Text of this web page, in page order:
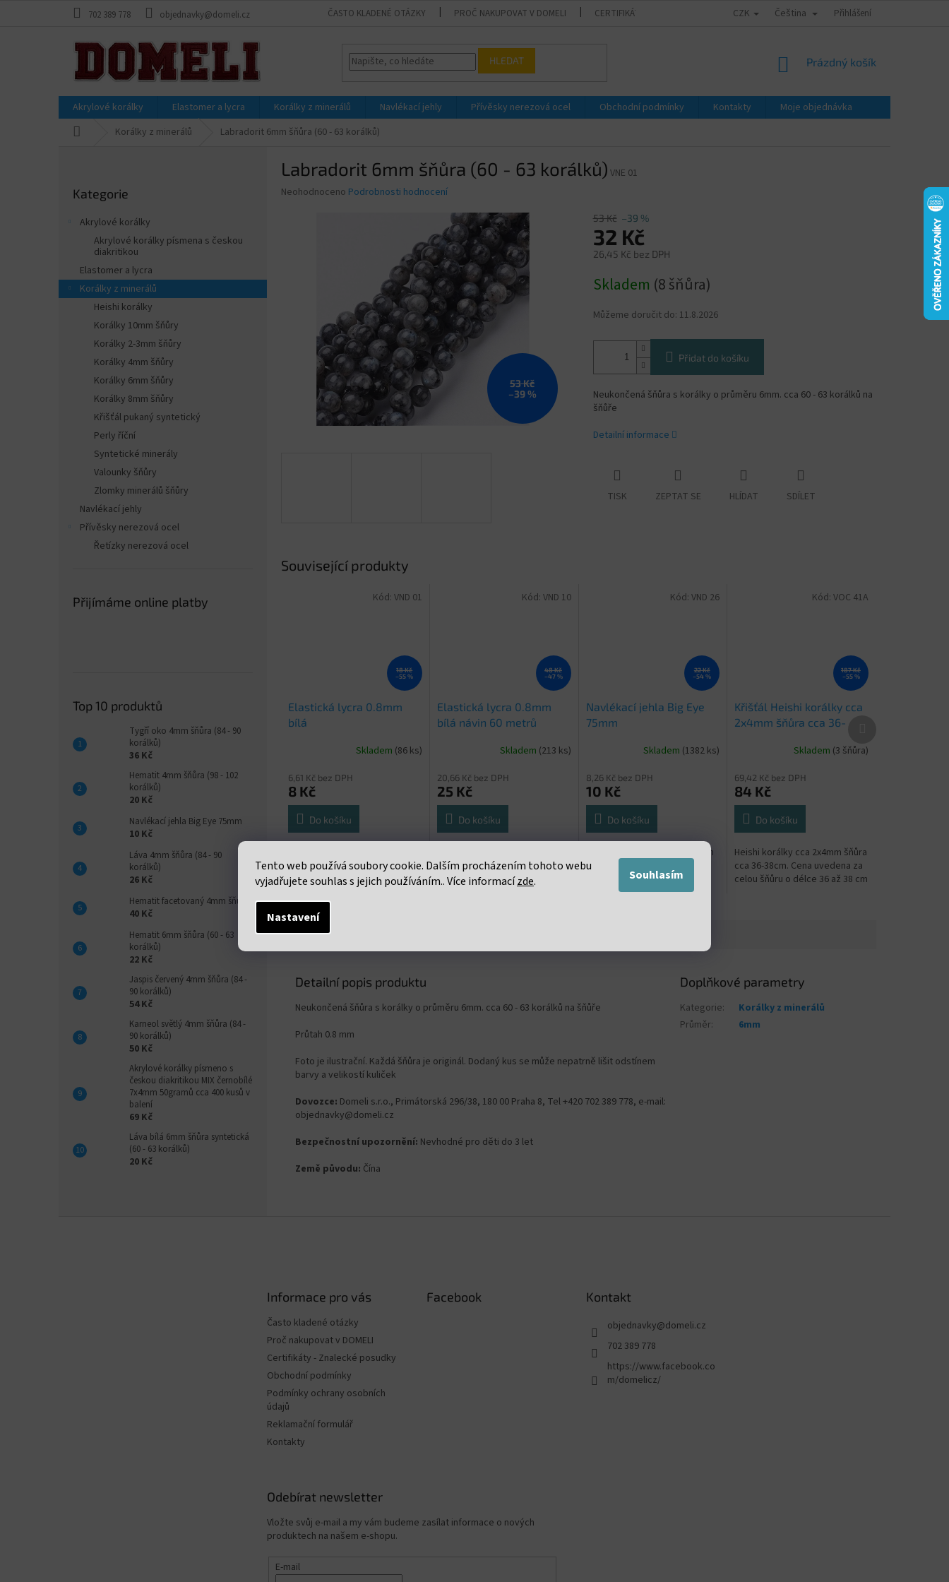
Tento web používá soubory cookie. Dalším procházením tohoto webu
vyjadřujete souhlas s jejich používáním.. Více informacízde.
Nastavení
Souhlasím
702 389 778 objednavky@domeli.cz ČASTO KLADENÉ OTÁZKY PROČ NAKUPOVAT V DOMELI CERTIFIKÁTY - ZNALECKÉ POSUDKY OBCHODNÍ PODMÍNKY
CZK Čeština Přihlášení
HLEDAT
NÁKUPNÍ
Prázdný košík
Akrylové korálky Elastomer a lycra Korálky z minerálů Navlékací jehly Přívěsky nerezová ocel Obchodní podmínky Kontakty
Moje objednávka
Korálky z minerálů Labradorit 6mm šňůra (60 - 63 korálků)
í
p
kategorie
Kategorie
Akrylové korálky
Akrylové korálky písmena s českou
diakritikou
Elastomer a lycra
Korálky z minerálů
Heishi korálky
Korálky 10mm šňůry
Korálky 2-3mm šňůry
Korálky 4mm šňůry
Korálky 6mm šňůry
Korálky 8mm šňůry
Křišťál pukaný syntetický
Perly říční
Syntetické minerály
Valounky šňůry
Zlomky minerálů šňůry
Navlékací jehly
Přívěsky nerezová ocel
Řetízky nerezová ocel
Přijímáme online platby
Top 10 produktů
Tygří oko 4mm šňůra (84 - 90
korálků)
36 Kč
Hematit 4mm šňůra (98 - 102
korálků)
20 Kč
Navlékací jehla Big Eye 75mm
10 Kč
Láva 4mm šňůra (84 - 90
korálků)
26 Kč
Hematit facetovaný 4mm šňůra
40 Kč
Hematit 6mm šňůra (60 - 63
korálků)
22 Kč
Jaspis červený 4mm šňůra (84 -
90 korálků)
54 Kč
Karneol světlý 4mm šňůra (84 -
90 korálků)
50 Kč
Akrylové korálky písmeno s
českou diakritikou MIX černobílé
7x4mm 50gramů cca 400 kusů v
balení
69 Kč
Láva bílá 6mm šňůra syntetická
(60 - 63 korálků)
20 Kč
Labradorit 6mm šňůra (60 - 63 korálků) VNE 01
Průměrné
Neohodnoceno Podrobnosti hodnocení
53 Kč
–39 %
53 Kč –39 %
32 Kč
26,45 Kč bez DPH
cena:
Skladem (8 šňůra)
Můžeme doručit do: 11.8.2026
Přidat do košíku
Neukončená šňůra s korálky o průměru 6mm. cca 60 - 63 korálků na
šňůře
Detailní informace
TISK ZEPTAT SE HLÍDAT SDÍLET
Související produkty
18 Kč
–55 %
Elastická lycra 0.8mm
bílá
Skladem (86 ks)
6,61 Kč bez DPH
8 Kč
Do košíku
návin 10 metrů
Kód: VND 01
48 Kč
–47 %
Elastická lycra 0.8mm
bílá návin 60 metrů
Skladem (213 ks)
20,66 Kč bez DPH
25 Kč
Do košíku
návin 60 metrů
Kód: VND 10
22 Kč
–54 %
Navlékací jehla Big Eye
75mm
Skladem (1382 ks)
8,26 Kč bez DPH
10 Kč
Do košíku
Navlékací jehla s velkým okem
Kód:VND 26
187 Kč
–55 %
Křišťál Heishi korálky cca
2x4mm šňůra cca 36-
Skladem (3 šňůra)
69,42 Kč bez DPH
84 Kč
Do košíku
Heishi korálky cca 2x4mm šňůra
cca 36-38cm. Cena uvedena za
celou šňůru o délce 36 až 38 cm
Kód: VOC 41A
Popis
Detailní popis produktu
Neukončená šňůra s korálky o průměru 6mm. cca 60 - 63 korálků na šňůře
Průtah 0.8 mm
Foto je ilustrační. Každá šňůra je originál. Dodaný kus se může nepatrně lišit odstínem
barvy a velikostí kuliček
Dovozce: Domeli s.r.o., Primátorská 296/38, 180 00 Praha 8, Tel +420 702 389 778, e-mail:
objednavky@domeli.cz
Bezpečnostní upozornění: Nevhodné pro děti do 3 let
Země původu: Čína
Doplňkové parametry
Kategorie:
Korálky z minerálů
Průměr: 6mm
Informace pro vás
Často kladené otázky
Proč nakupovat v DOMELI
Certifikáty - Znalecké posudky
Obchodní podmínky
Podmínky ochrany osobních
údajů
Reklamační formulář
Kontakty
Facebook Kontakt
objednavky@domeli.cz
702 389 778
https://www.facebook.co
m/domelicz/
Odebírat newsletter
Vložte svůj e-mail a my vám budeme zasílat informace o nových
produktech na našem e-shopu.
E-mail